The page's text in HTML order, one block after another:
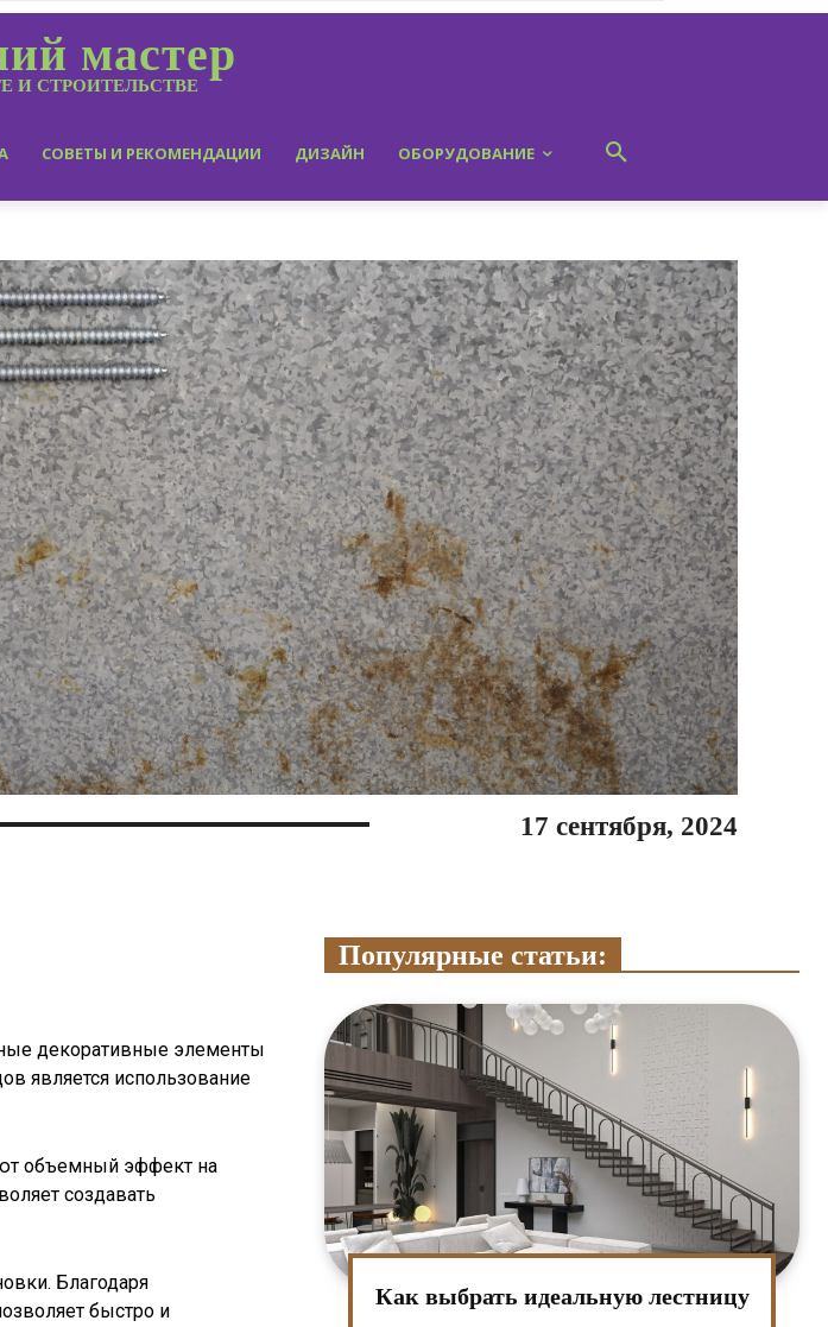
мастер
И СТРОИТЕЛЬСТВЕ
СОВЕТЫ И РЕКОМЕНДАЦИИ ДИЗАЙН ОБОРУДОВАНИЕ
17 сентября, 2024
декоративные элементы
является использование
объемный эффект на
создавать
Благодаря
быстро и
Популярные статьи:
Как выбрать идеальную лестницу